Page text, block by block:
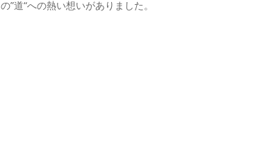
の”道“への熱い想いがありました。